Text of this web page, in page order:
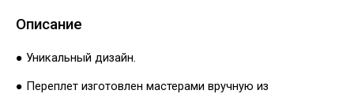
Описание
● Уникальный дизайн.
● Переплет изготовлен мастерами вручную из